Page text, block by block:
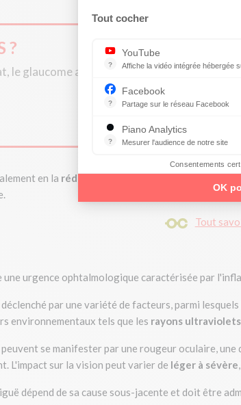
?
le glaucome aigu par fermeture d'angle peut
en la réduction de la pression intraoculaire
Tout
une urgence ophtalmologique caractérisée par
par une variété de facteurs, parmi lesquels
environnementaux tels que les rayons ultraviolets
se manifester par une rougeur oculaire,
L'impact sur la vision peut varier de léger à sévère
dépend de sa cause sous-jacente et doit être
Tout cocher
?
YouTube
Affiche la vidéo intégrée hébergée
?
Facebook
Partage sur le réseau Facebook
Parce que vous ne venez
?
Piano Analytics
Mesurer l'audience de notre site
Consentements
OK